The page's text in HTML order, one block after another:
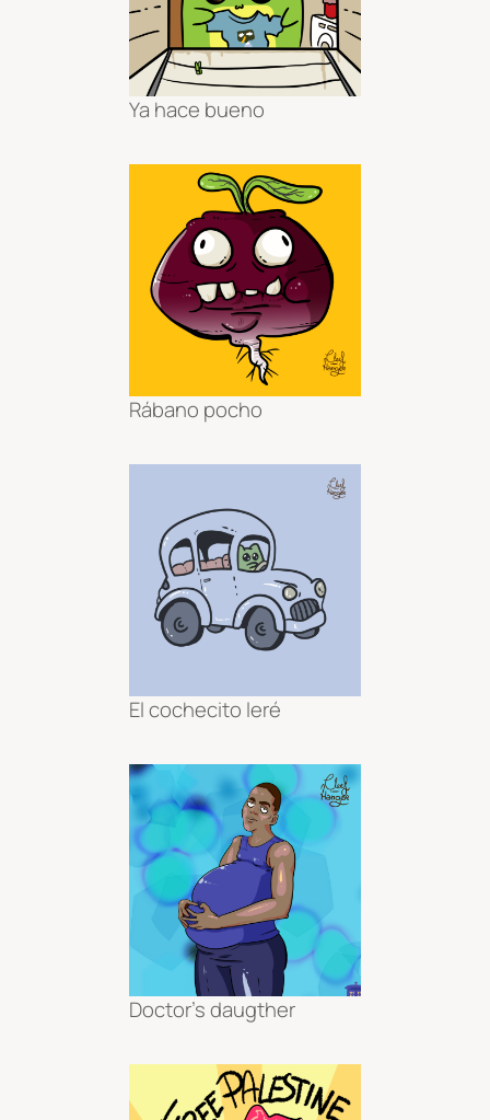
Ya hace bueno
Rábano pocho
El cochecito leré
Doctor’s daugther